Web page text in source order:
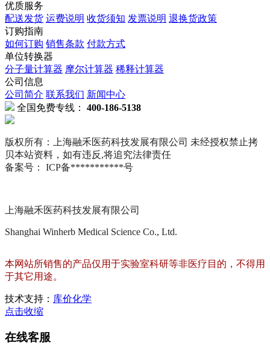
优质服务
配送发货 运费说明 收货须知 发票说明 退换货政策
订购指南
如何订购 销售条款 付款方式
单位转换器
分子量计算器 摩尔计算器 稀释计算器
公司信息
公司简介 联系我们 新闻中心
全国免费专线： 400-186-5138
版权所有：上海融禾医药科技发展有限公司 未经授权禁止拷
贝本站资料，如有违反,将追究法律责任
备案号： ICP备***********号
上海融禾医药科技发展有限公司
Shanghai Winherb Medical Science Co., Ltd.
本网站所销售的产品仅用于实验室科研等非医疗目的，不得用
于其它用途。
技术支持： 库价化学
点击收缩
在线客服